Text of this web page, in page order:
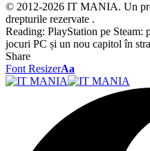
© 2012-2026 IT MANIA. Un
drepturile rezervate .
Reading: PlayStation pe Steam:
jocuri PC și un nou capitol în
Share
Font ResizerAa